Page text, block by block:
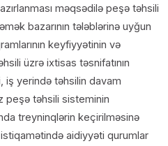
məqsədilə peşə təhsili
bazarının tələblərinə uyğun
keyfiyyətinin və
üzrə ixtisas təsnifatının
iş yerində təhsilin davam
peşə təhsili sisteminin
treyninqlərin keçirilməsinə
aidiyyəti qurumlar